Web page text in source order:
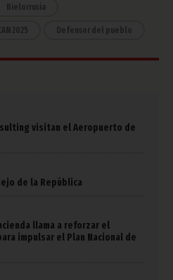
Bielorrusia
2025 Defensor del pueblo
visitan el Aeropuerto de
de la República
llama a reforzar el
impulsar el Plan Nacional de